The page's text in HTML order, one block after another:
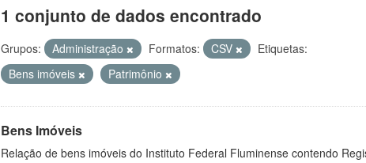
1 conjunto de dados encontrado
Grupos: Administração Formatos: CSV
Etiquetas:
Bens imóveis
Patrimônio
Bens Imóveis
Relação de bens imóveis do Instituto Federal Fluminense contendo